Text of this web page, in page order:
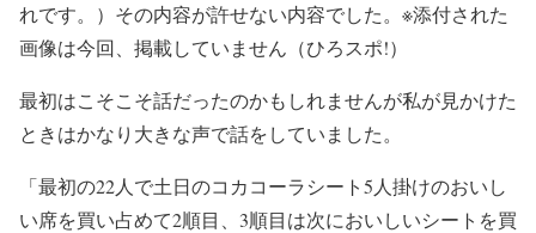
れです。）その内容が許せない内容でした。※添付された
画像は今回、掲載していません（ひろスポ!）
最初はこそこそ話だったのかもしれませんが私が見かけた
ときはかなり大きな声で話をしていました。
「最初の22人で土日のコカコーラシート5人掛けのおいし
い席を買い占めて2順目、3順目は次においしいシートを買